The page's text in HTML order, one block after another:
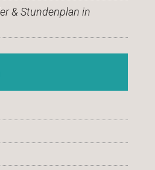
& Stundenplan in